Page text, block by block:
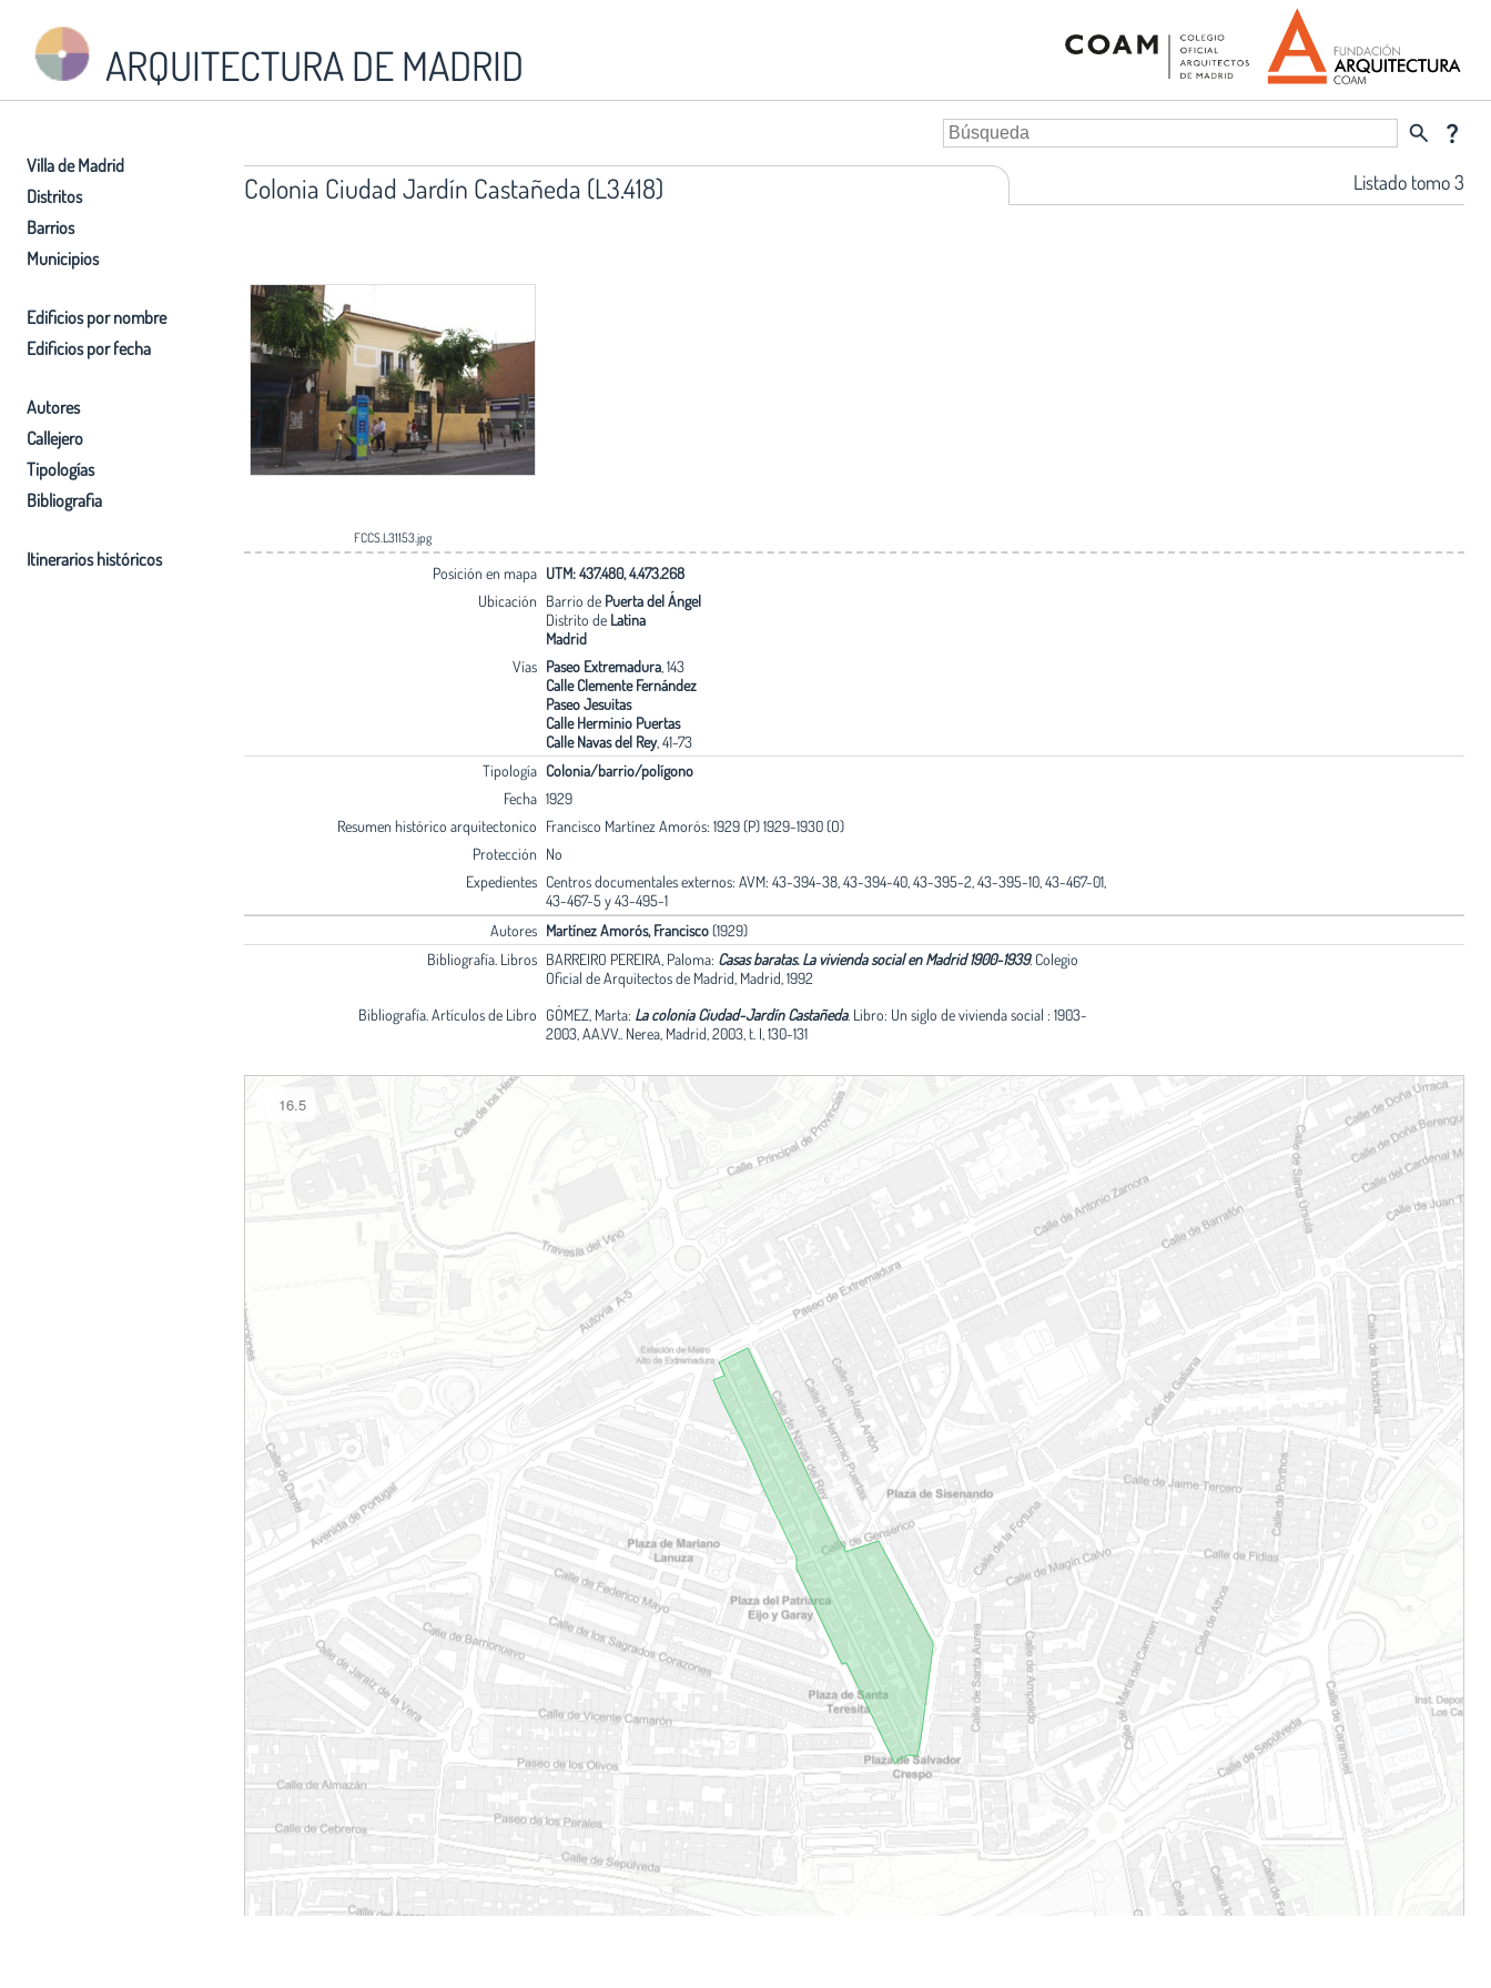
ARQUITECTURA DE MADRID
Villa de Madrid
Distritos
Barrios
Municipios
Edificios por nombre
Edificios por fecha
Autores
Callejero
Tipologías
Bibliografia
Itinerarios históricos
search question_mark
Colonia Ciudad Jardín Castañeda (L3.418) Listado tomo 3
FCCS.L31153.jpg
Posición en mapa UTM: 437.480, 4.473.268
Ubicación Barrio de Puerta del Ángel
Distrito de Latina
Madrid
Vías Paseo Extremadura , 143
Calle Clemente Fernández
Paseo Jesuitas
Calle Herminio Puertas
Calle Navas del Rey, 41-73
Tipología Colonia/barrio/polígono
Fecha 1929
Resumen histórico arquitectonico Francisco Martínez Amorós: 1929 (P) 1929-1930 (O)
Protección No
Expedientes Centros documentales externos: AVM: 43-394-38, 43-394-40, 43-395-2, 43-395-10, 43-467-01,
43-467-5 y 43-495-1
Autores Martínez Amorós, Francisco(1929)
Bibliografía. Libros BARREIRO PEREIRA, Paloma: Casas baratas. La vivienda social en Madrid 1900-1939. Colegio
Oficial de Arquitectos de Madrid, Madrid, 1992
Bibliografía. Artículos de Libro GÓMEZ, Marta: La colonia Ciudad-Jardín Castañeda. Libro: Un siglo de vivienda social : 1903-
2003, AA.VV.. Nerea, Madrid, 2003, t. I, 130-131
16.5